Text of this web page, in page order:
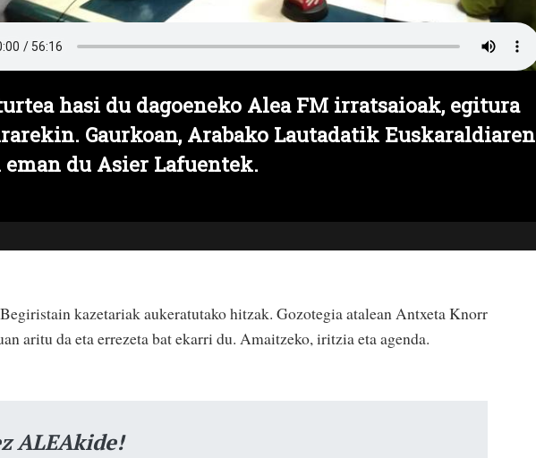
hasi du dagoeneko Alea FM irratsaioak, egitura
Gaurkoan, Arabako Lautadatik Euskaraldiaren
du Asier Lafuentek.
kazetariak aukeratutako hitzak. Gozotegia atalean Antxeta Knorr
aritu da eta errezeta bat ekarri du. Amaitzeko, iritzia eta agenda.
ALEAkide!